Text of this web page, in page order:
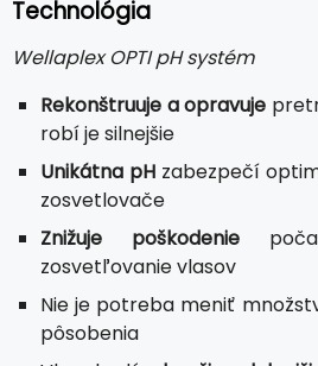
Technológia
Wellaplex OPTI pH systém
Rekonštruuje a opravuje
robí je silnejšie
Unikátna pHzabezpečí
zosvetlovače
Znižuje poškodenie
zosvetľovanie vlasov
Nie je potreba meniť
pôsobenia